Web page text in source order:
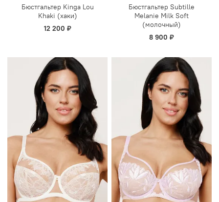
Бюстгальтер Kinga Lou
Khaki (хаки)
12 200 ₽
Бюстгальтер Subtille
Melanie Milk Soft
(молочный)
8 900 ₽